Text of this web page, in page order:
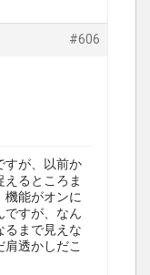
#606
すが、以前か
えるところま
機能がオンに
ですが、なん
るまで見えな
透かしだこ